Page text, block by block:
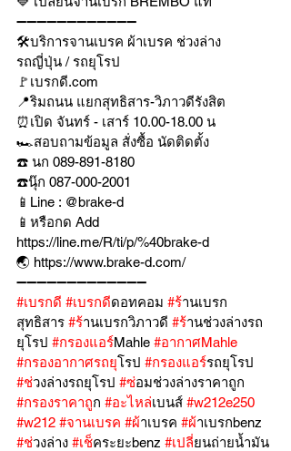
➖➖➖➖➖➖➖➖➖➖➖➖
🛠บริการจานเบรค ผ้าเบรค ช่วงล่าง
รถญี่ปุ่น / รถยุโรป
🚩เบรกดี.com
📍ริมถนน แยกสุทธิสาร-วิภาวดีรังสิต
⏰เปิด จันทร์ - เสาร์ 10.00-18.00 น
🏎สอบถามข้อมูล สั่งซื้อ นัดติดตั้ง
☎️ นก 089-891-8180
☎️นุ๊ก 087-000-2001
📱Line : @brake-d
📱หรือกด Add
https://line.me/R/ti/p/%40brake-d
🌏 https://www.brake-d.com/
➖➖➖➖➖➖➖➖➖➖➖➖➖
#เบรกด #เบรกดีดอทคอม #ร้านเบรก
สุทธิสาร #ร้านเบรกวิภาวดี #ร้านช่วงล่างรถ
ยุโรป #กรองแอร์Mahle #อากาศMahle
#กรองอากาศรถยุโรป #กรองแอร์รถยุโรป
#ช่วงล่างรถยุโรป #ซ่อมช่วงล่างราคาถูก
#กรองราคาถูก #อะไหล่เบนส์ #w212e250
#w212 #จานเบรค #ผ้าเบรค #ผ้าเบรกbenz
#ช่วงล่าง #เช็คระยะbenz #เปลี่ยนถ่ายน้ำมัน